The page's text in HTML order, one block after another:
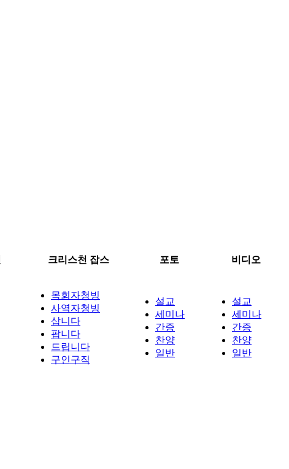
크리스천 잡스 포토 비디오
목회자청빙
사역자청빙
삽니다
팝니다
드립니다
구인구직
설교
세미나
간증
찬양
일반
설교
세미나
간증
찬양
일반